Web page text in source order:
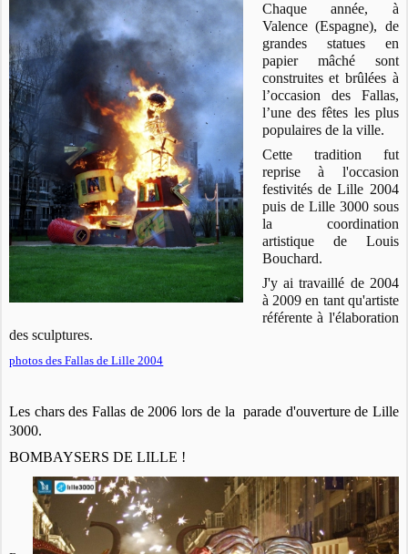
Chaque année, à
Valence (Espagne), de
grandes statues en
papier mâché sont
construites et brûlées à
l’occasion des Fallas,
l’une des fêtes les plus
populaires de la ville.
Cette tradition fut
reprise à l'occasion
festivités de Lille 2004
puis de Lille 3000 sous
la coordination
artistique de Louis
Bouchard.
J'y ai travaillé de 2004
à 2009 en tant qu'artiste
référente à l'élaboration
des sculptures.
photos des Fallas de Lille 2004
Les chars des Fallas de 2006 lors de la parade d'ouverture de Lille
3000.
BOMBAYSERS DE LILLE !